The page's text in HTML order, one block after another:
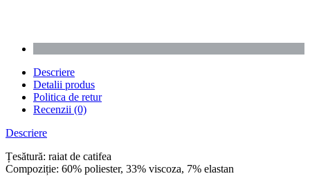
Descriere
Detalii produs
Politica de retur
Recenzii (0)
Descriere
Țesătură: raiat de catifea
Compoziție: 60% poliester, 33% viscoza, 7% elastan